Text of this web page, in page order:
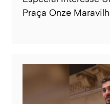
Praça Onze